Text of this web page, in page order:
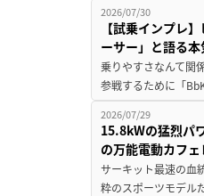
2026/07/30
【試乗インプレ
ーサー」と語る
乗りやすさなんて関
参戦するために「
2026/07/29
15.8kWの猛烈パ
の万能電動カフ
サーキット最速の血
粋のスポーツモデル